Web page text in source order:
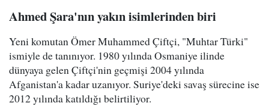
Ahmed Şara'nın yakın isimlerinden biri
Yeni komutan Ömer Muhammed Çiftçi, "Muhtar Türki"
ismiyle de tanınıyor. 1980 yılında Osmaniye ilinde
dünyaya gelen Çiftçi'nin geçmişi 2004 yılında
Afganistan'a kadar uzanıyor. Suriye'deki savaş sürecine ise
2012 yılında katıldığı belirtiliyor.